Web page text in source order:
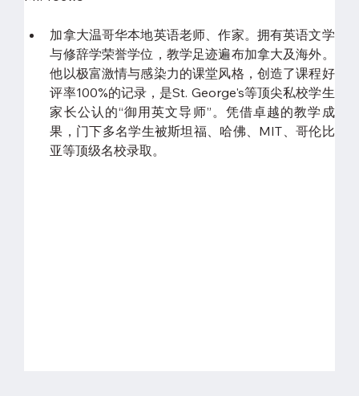
加拿大温哥华本地英语老师、作家。拥有英语文学
与修辞学荣誉学位，教学足迹遍布加拿大及海外。
他以极富激情与感染力的课堂风格，创造了课程好
评率100%的记录，是St. George's等顶尖私校学生
家长公认的“御用英文导师”。凭借卓越的教学成
果，门下多名学生被斯坦福、哈佛、MIT、哥伦比
亚等顶级名校录取。